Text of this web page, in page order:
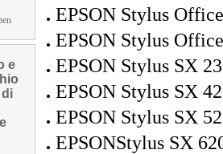
e
di
EPSON Stylus
EPSON Stylus
EPSON Stylus SX
EPSON Stylus SX
EPSON Stylus SX
EPSONStylus SX